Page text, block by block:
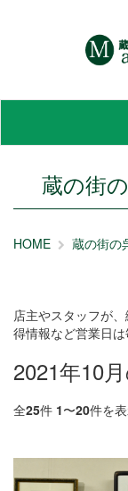
蔵の街
HOME 蔵の街の
店主やスタッフが
得情報など営業日
2021年10
全25件 1〜20件を